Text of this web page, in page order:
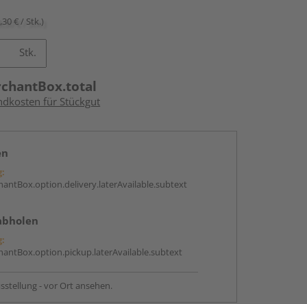
€ / Stk.)
Stk.
für Stückgut
- vor Ort ansehen.